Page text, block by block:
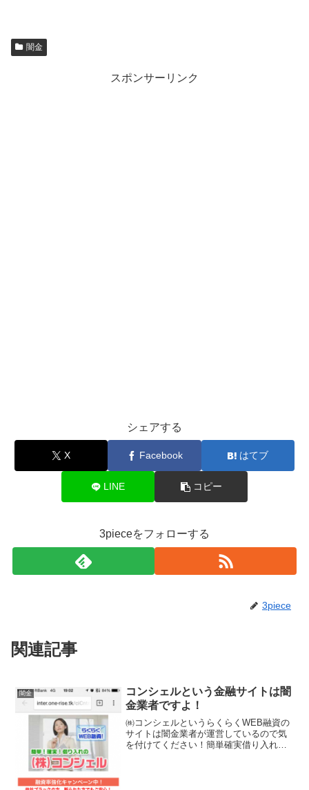
闇金
スポンサーリンク
シェアする
X Facebook はてブ
LINE コピー
3pieceをフォローする
3piece
関連記事
闇金
コンシェルという金融サイトは闇
金業者ですよ！
㈱コンシェルというらくらくWEB融資の
サイトは闇金業者が運営しているので気
を付けてください！簡単確実借り入れ可